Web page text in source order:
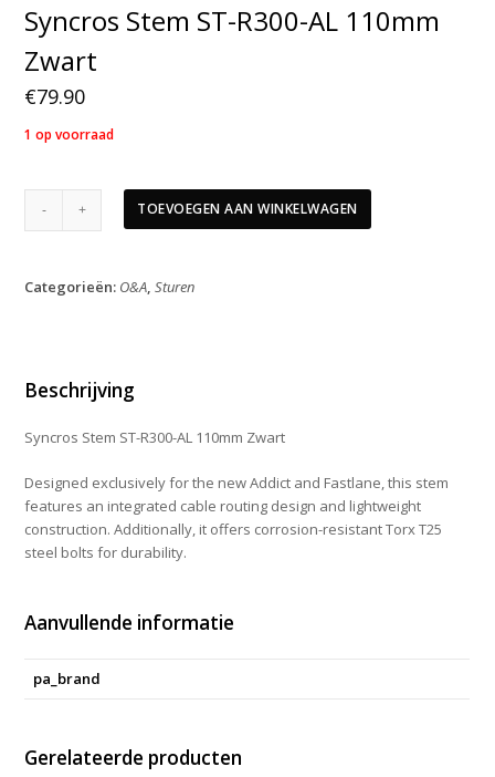
Syncros Stem ST-R300-AL 110mm
Zwart
€79.90
1 op voorraad
AL
TOEVOEGEN AAN WINKELWAGEN
Categorieën: O&A,Sturen
Beschrijving
Syncros Stem ST-R300-AL 110mm Zwart
Designed exclusively for the new Addict and Fastlane, this stem
features an integrated cable routing design and lightweight
construction. Additionally, it offers corrosion-resistant Torx T25
steel bolts for durability.
Aanvullende informatie
pa_brand
Gerelateerde producten